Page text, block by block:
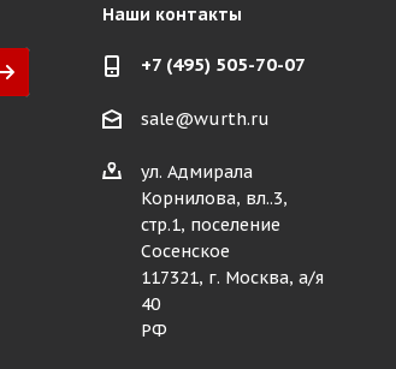
Наши контакты
+7 (495) 505-70-07
sale@wurth.ru
ул. Адмирала
Корнилова, вл..3,
стр.1, поселение
Сосенское
117321, г. Москва, а/я
40
РФ